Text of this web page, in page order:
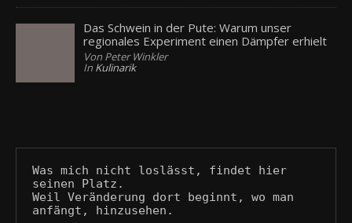
Das Schwein in der Pute: Warum unser
regionales Experiment einen Dämpfer erhielt
Von Peter Winkler
In Kulinarik
Was mich nicht loslässt, findet hier
seinen Platz.
Weil Veränderung dort beginnt, wo man
anfängt, hinzusehen.